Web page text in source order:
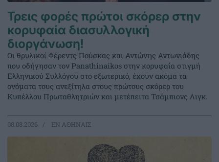
Τρεις φορές πρώτοι σκόρερ στην
κορυφαία διασυλλογική
διοργάνωση!
Οι θρυλικοί Φέρεντς Πούσκας και Αντώνης Αντωνιάδης
που οδήγησαν τον Panathinaikos στην κορυφαία στιγμή
Ελληνικού Συλλόγου στο εξωτερικό, έχουν ακόμα τα
ονόματα τους ανεξίτηλα στους πρώτους σκόρερ του
Κυπέλλου Πρωταθλητριών και μετέπειτα Τσάμπιονς Λιγκ.
08.08.2026 EΝ ΑΘΗΝΑΙΣ